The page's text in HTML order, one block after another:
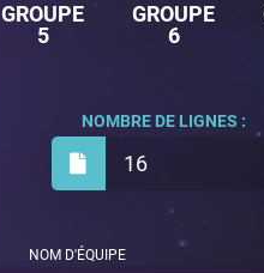
GROUPE
5
GROUPE
6
16
NOMBRE DE LIGNES :
NOM D'ÉQUIPE